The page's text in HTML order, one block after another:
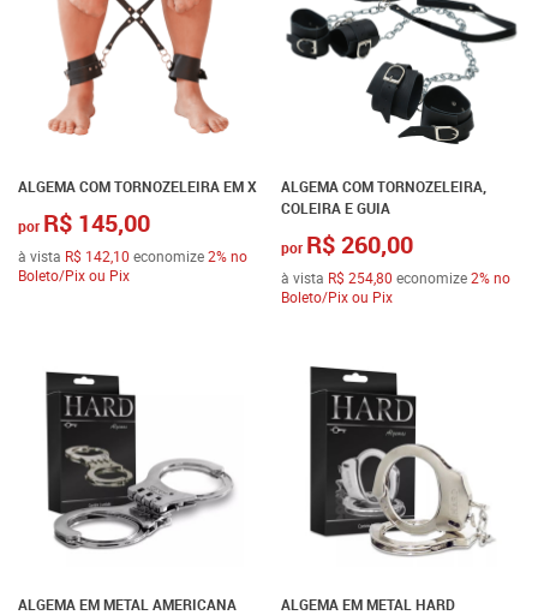
ALGEMA COM TORNOZELEIRA EM X
por R$ 145,00
à vista R$ 142,10 economize2%no
Boleto/Pix ou Pix
ALGEMA COM TORNOZELEIRA,
COLEIRA E GUIA
por R$ 260,00
à vista R$ 254,80 economize2%no
Boleto/Pix ou Pix
ALGEMA EM METAL AMERICANA
ALGEMA EM METAL HARD